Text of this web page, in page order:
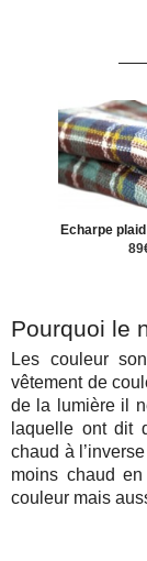
Echarpe
Pourquoi le
Les couleur
vêtement de
de la lumière il
laquelle ont dit
chaud à
moins chaud
couleur mais